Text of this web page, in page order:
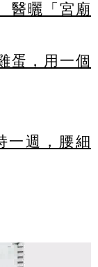
醫曬「宮廟
蛋，用一個
一週，腰細